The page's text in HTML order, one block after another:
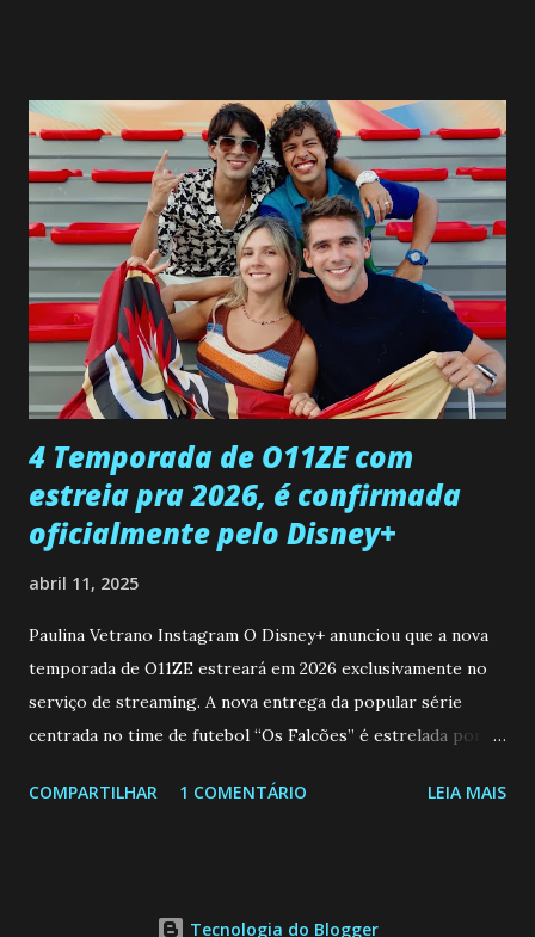
confessa a Gabriel que ele demonstrou ser o tipo de
pessoa que ela tanto desejou durante toda a vida. Camila
entra no quarto de Gabriel e imagina como seria o
encontro deles, quando conseguir seduzi-lo. Manuel avisa a
Paula sobre a suposta infidelidade de Gabriel com Joana.
Rogerio consegue se livrar de todas as suspeitas pelo
desaparecimento de Francisco, apontando que ele poderia
ter sido vítima da fúria de Gabriel. Artur informa a Gabriel
que a clínica inseminou por engano outra paciente, que está
...
4 Temporada de O11ZE com
estreia pra 2026, é confirmada
oficialmente pelo Disney+
abril 11, 2025
Paulina Vetrano Instagram O Disney+ anunciou que a nova
temporada de O11ZE estreará em 2026 exclusivamente no
serviço de streaming. A nova entrega da popular série
centrada no time de futebol “Os Falcões” é estrelada por
Brum (Dedé), que voltam a interpretar seus personagens
COMPARTILHAR 1 COMENTÁRIO LEIA MAIS
Tecnologia do Blogger